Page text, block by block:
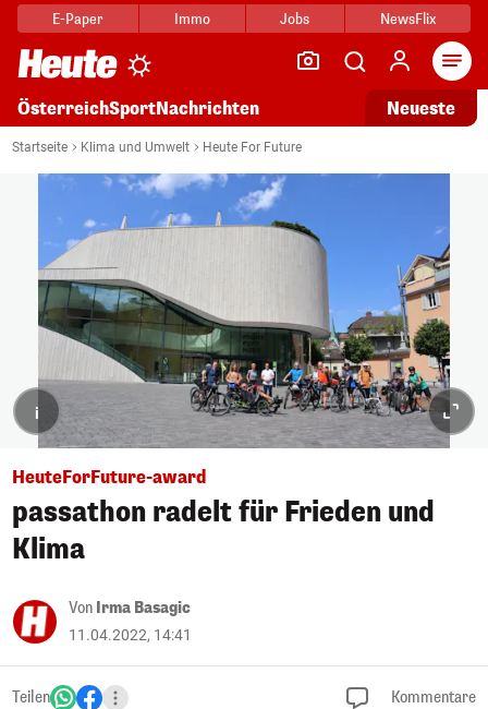
E-Paper Immo Jobs NewsFlix
ÖsterreichSportNachrichten Neueste
Startseite Klima und Umwelt Heute For Future
i
HeuteForFuture-award
passathon radelt für Frieden und
Klima
Von Irma Basagic
11.04.2022, 14:41
Teilen Kommentare